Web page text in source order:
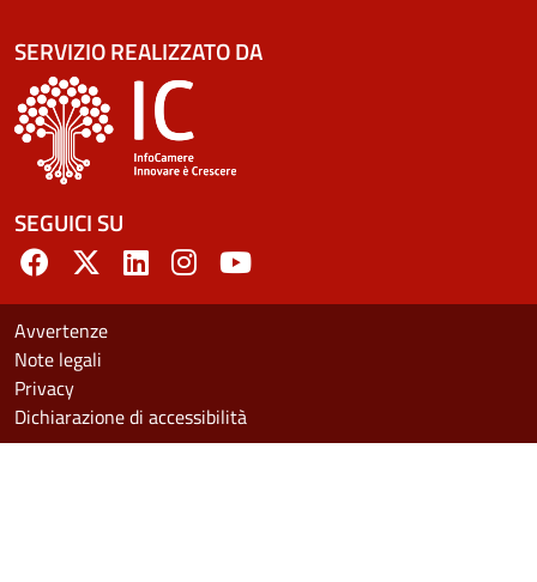
SERVIZIO REALIZZATO DA
SEGUICI SU
MENU LEGALE FOOTER
Avvertenze
Note legali
Privacy
Dichiarazione di accessibilità